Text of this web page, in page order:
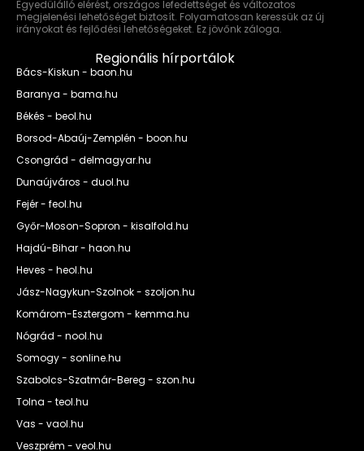
Egyedülálló elérést, országos lefedettséget és változatos
megjelenési lehetőséget biztosít. Folyamatosan keressük az új
irányokat és fejlődési lehetőségeket. Ez jövőnk záloga.
Regionális hírportálok
Bács-Kiskun - baon.hu
Baranya - bama.hu
Békés - beol.hu
Borsod-Abaúj-Zemplén - boon.hu
Csongrád - delmagyar.hu
Dunaújváros - duol.hu
Fejér - feol.hu
Győr-Moson-Sopron - kisalfold.hu
Hajdú-Bihar - haon.hu
Heves - heol.hu
Jász-Nagykun-Szolnok - szoljon.hu
Komárom-Esztergom - kemma.hu
Nógrád - nool.hu
Somogy - sonline.hu
Szabolcs-Szatmár-Bereg - szon.hu
Tolna - teol.hu
Vas - vaol.hu
Veszprém - veol.hu